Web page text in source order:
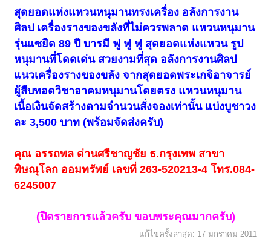
สุดยอดแห่งแหวนหนุมานทรงเครื่อง อลังการงาน
ศิลป เครื่องรางของขลังที่ไม่ควรพลาด แหวนหนุมาน
รุ่นแซยิด 89 ปี บารมี ฟู ฟู ฟู สุดยอดแห่งแหวน รูป
หนุมานที่โดดเด่น สวยงามที่สุด อลังการงานศิลป
แนวเครื่องรางของขลัง จากสุดยอดพระเกจิอาจารย์
ผู้สืบทอดวิชาอาคมหนุมานโดยตรง แหวนหนุมาน
เนื้อเงินจัดสร้างตามจำนวนสั่งจองเท่านั้น แบ่งบูชาวง
ละ 3,500 บาท (พร้อมจัดส่งครับ)
คุณ อรรถพล ด่านศรีชาญชัย ธ.กรุงเทพ สาขา
พิษณุโลก ออมทรัพย์ เลขที่ 263-520213-4 โทร.084-
6245007
(ปิดรายการแล้วครับ ขอบพระคุณมากครับ)
แก้ไขครั้งล่าสุด: 17 มกราคม 2011
ถัดไป >